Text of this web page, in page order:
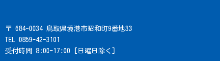
〒 684-0034 鳥取県境港市昭和町9番地33
TEL 0859-42-3101
受付時間 8:00-17:00 [日曜日除く]